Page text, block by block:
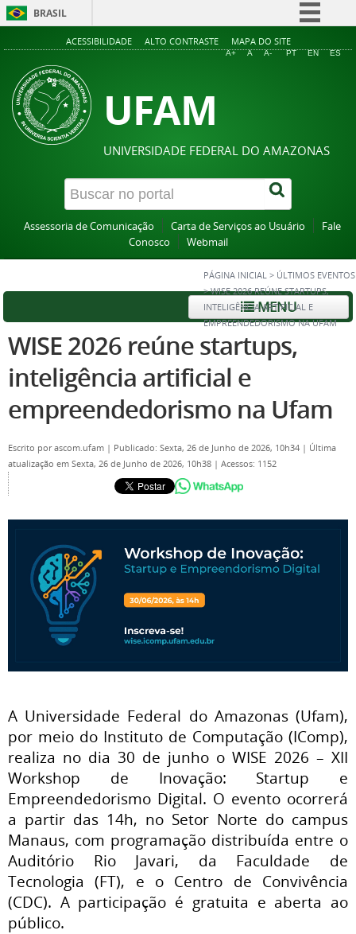
BRASIL
Simplifique!
Acesso à informação
ACESSIBILIDADE ALTO CONTRASTE MAPA DO SITE
A+ A A- PT EN ES
UFAM
UNIVERSIDADE FEDERAL DO AMAZONAS
Assessoria de Comunicação Carta de Serviços ao Usuário
Fale
Conosco
Webmail
PÁGINA INICIAL > ÚLTIMOS EVENTOS
>WISE 2026 REÚNE STARTUPS,
INTELIGÊNCIA ARTIFICIAL E
EMPREENDEDORISMO NA UFAM
MENU
WISE 2026 reúne startups,
inteligência artificial e
empreendedorismo na Ufam
Escrito porascom.ufam | Publicado: Sexta, 26 de Junho de 2026, 10h34 | Última
atualização em Sexta, 26 de Junho de 2026, 10h38 | Acessos: 1152
A Universidade Federal do Amazonas (Ufam),
por meio do Instituto de Computação (IComp),
realiza no dia 30 de junho o WISE 2026 – XII
Workshop de Inovação: Startup e
Empreendedorismo Digital. O evento ocorrerá
a partir das 14h, no Setor Norte do campus
Manaus, com programação distribuída entre o
Auditório Rio Javari, da Faculdade de
Tecnologia (FT), e o Centro de Convivência
(CDC). A participação é gratuita e aberta ao
público.